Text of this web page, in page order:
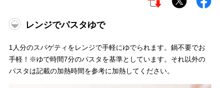
レンジでパスタゆで
1人分のスパゲティをレンジで手軽にゆでられます。鍋不要でお
手軽！※ゆで時間7分のパスタを基準としています。それ以外の
パスタは記載の加熱時間を参考に加熱してください。